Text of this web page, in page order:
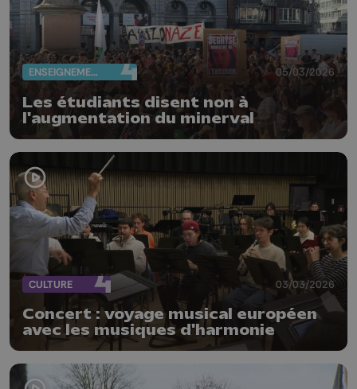
ENSEIGNEMENT 05/03/2026
Les étudiants disent non à
l'augmentation du minerval
CULTURE 03/03/2026
Concert : voyage musical européen
avec les musiques d'harmonie